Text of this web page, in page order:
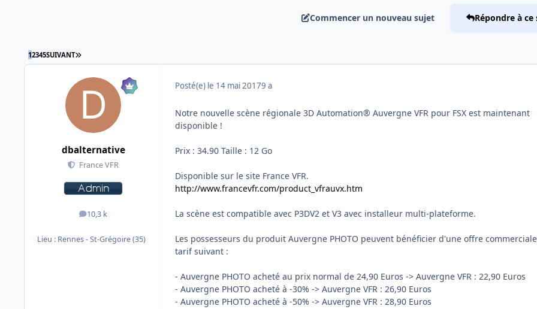
Commencer un nouveau sujet Répondre à ce
12345SUIVANT DERNIÈRE PAGE
dbalternative
France VFR
10,3 k
messages
Lieu : Rennes - St-Grégoire (35)
Posté(e) le 14 mai 20179 a
Notre nouvelle scène régionale 3D Automation® Auvergne VFR pour FSX est maintenant
disponible !
Prix : 34.90 Taille : 12 Go
Disponible sur le site France VFR.
http://www.francevfr.com/product_vfrauvx.htm
La scène est compatible avec P3DV2 et V3 avec installeur multi-plateforme.
Les possesseurs du produit Auvergne PHOTO peuvent bénéficier d'une offre
tarif suivant :
- Auvergne PHOTO acheté au prix normal de 24,90 Euros -> Auvergne VFR : 22,90 Euros
- Auvergne PHOTO acheté à -30% -> Auvergne VFR : 26,90 Euros
- Auvergne PHOTO acheté à -50% -> Auvergne VFR : 28,90 Euros